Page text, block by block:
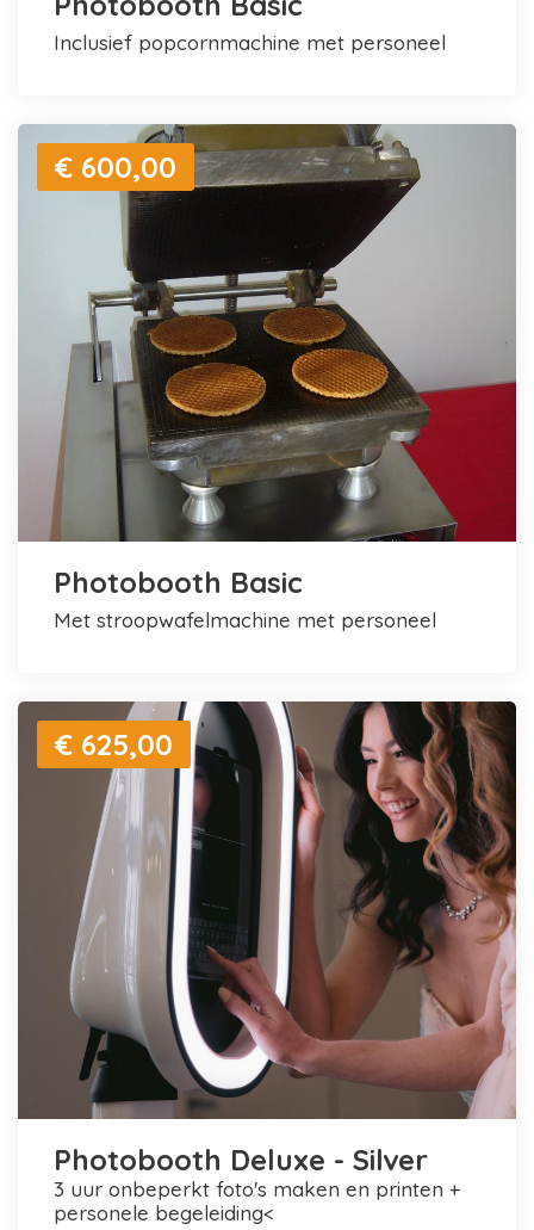
inclusief popcornmachine met personeel
€ 600,00
Photobooth Basic
met stroopwafelmachine met personeel
€ 625,00
Photobooth Deluxe - Silver
3 uur onbeperkt foto's maken en printen +
personele begeleiding<